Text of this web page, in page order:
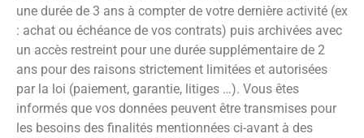
une durée de 3 ans à compter de votre dernière activité (ex
: achat ou échéance de vos contrats) puis archivées avec
un accès restreint pour une durée supplémentaire de 2
ans pour des raisons strictement limitées et autorisées
par la loi (paiement, garantie, litiges …). Vous êtes
informés que vos données peuvent être transmises pour
les besoins des finalités mentionnées ci-avant à des